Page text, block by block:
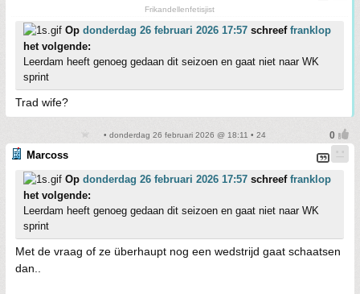
Frikandellenfetisjist
Op donderdag 26 februari 2026 17:57 schreef franklop
het volgende:
Leerdam heeft genoeg gedaan dit seizoen en gaat niet naar WK
sprint
Trad wife?
• donderdag 26 februari 2026 @ 18:11 • 24
Marcoss
Op donderdag 26 februari 2026 17:57 schreef franklop
het volgende:
Leerdam heeft genoeg gedaan dit seizoen en gaat niet naar WK
sprint
Met de vraag of ze überhaupt nog een wedstrijd gaat schaatsen
dan..